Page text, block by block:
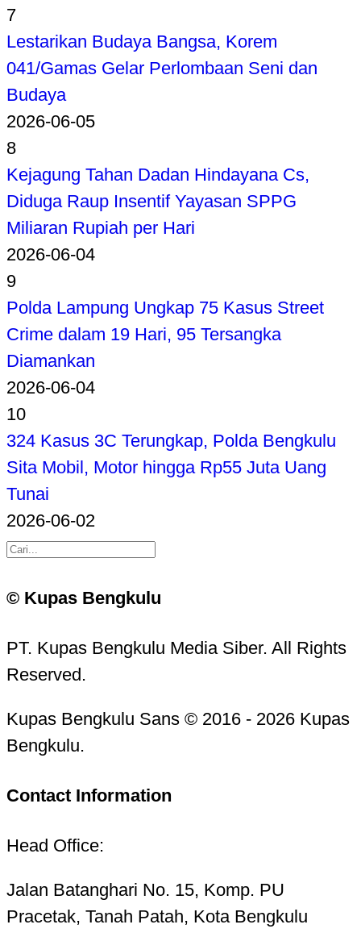
7
Lestarikan Budaya Bangsa, Korem
041/Gamas Gelar Perlombaan Seni dan
Budaya
2026-06-05
8
Kejagung Tahan Dadan Hindayana Cs,
Diduga Raup Insentif Yayasan SPPG
Miliaran Rupiah per Hari
2026-06-04
9
Polda Lampung Ungkap 75 Kasus Street
Crime dalam 19 Hari, 95 Tersangka
Diamankan
2026-06-04
10
324 Kasus 3C Terungkap, Polda Bengkulu
Sita Mobil, Motor hingga Rp55 Juta Uang
Tunai
2026-06-02
© Kupas Bengkulu
PT. Kupas Bengkulu Media Siber. All Rights
Reserved.
Kupas Bengkulu Sans © 2016 - 2026 Kupas
Bengkulu.
Contact Information
Head Office:
Jalan Batanghari No. 15, Komp. PU
Pracetak, Tanah Patah, Kota Bengkulu